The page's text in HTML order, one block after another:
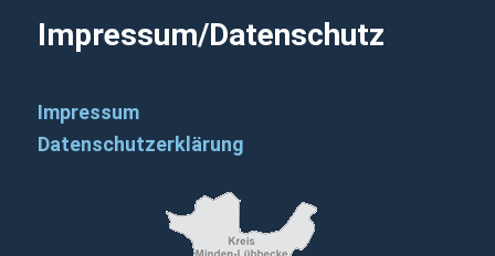
Impressum/Datenschutz
Impressum
Datenschutzerklärung